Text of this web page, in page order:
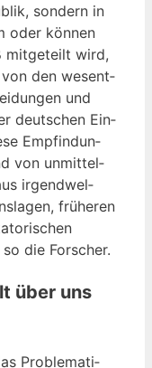
son­dern in
oder kön­nen
mit­ge­teilt wird,
den wesent­
und
deut­schen Ein­
Emp­fin­dun­
von unmit­tel­
irgend­wel­
frü­he­ren
die Forscher.
über uns
Pro­ble­ma­ti­